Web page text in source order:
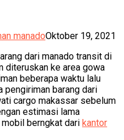
manadoOktober 19, 2021
dari manado transit di
diteruskan ke area gowa
beberapa waktu lalu
pengiriman barang dari
cargo makassar sebelum
estimasi lama
berngkat dari kantor